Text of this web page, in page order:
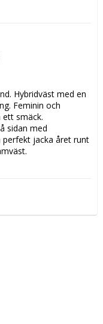
Hybridväst med en
Feminin och
smäck.
sidan med
perfekt jacka året runt